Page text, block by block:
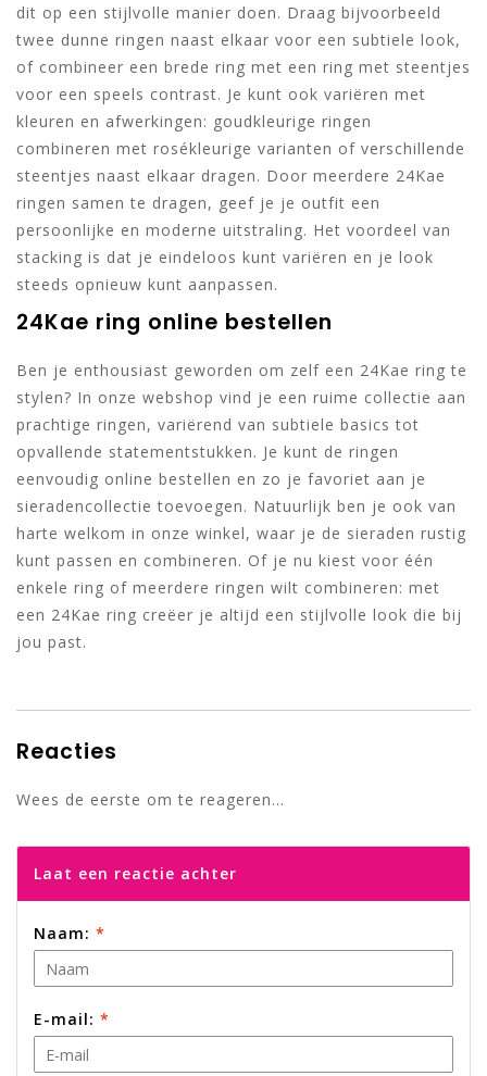
dit op een stijlvolle manier doen. Draag bijvoorbeeld
twee dunne ringen naast elkaar voor een subtiele look,
of combineer een brede ring met een ring met steentjes
voor een speels contrast. Je kunt ook variëren met
kleuren en afwerkingen: goudkleurige ringen
combineren met rosékleurige varianten of verschillende
steentjes naast elkaar dragen. Door meerdere 24Kae
ringen samen te dragen, geef je je outfit een
persoonlijke en moderne uitstraling. Het voordeel van
stacking is dat je eindeloos kunt variëren en je look
steeds opnieuw kunt aanpassen.
24Kae ring online bestellen
Ben je enthousiast geworden om zelf een 24Kae ring te
stylen? In onze webshop vind je een ruime collectie aan
prachtige ringen, variërend van subtiele basics tot
opvallende statementstukken. Je kunt de ringen
eenvoudig online bestellen en zo je favoriet aan je
sieradencollectie toevoegen. Natuurlijk ben je ook van
harte welkom in onze winkel, waar je de sieraden rustig
kunt passen en combineren. Of je nu kiest voor één
enkele ring of meerdere ringen wilt combineren: met
een 24Kae ring creëer je altijd een stijlvolle look die bij
jou past.
Reacties
Wees de eerste om te reageren...
Laat een reactie achter
Naam: *
E-mail: *